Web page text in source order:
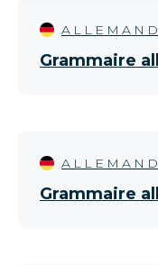
ALLEMAND
Grammaire
ALLEMAND
Grammaire